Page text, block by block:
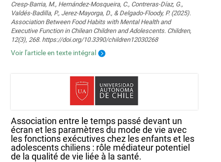
Cresp-Barria, M., Hernández-Mosqueira, C., Contreras-Díaz, G.,
Valdés-Badilla, P., Jerez-Mayorga, D., & Delgado-Floody, P. (2025).
Association Between Food Habits with Mental Health and
Executive Function in Chilean Children and Adolescents. Children,
12(3), 268. https://doi.org/10.3390/children12030268
Voir l'article en texte intégral
Association entre le temps passé devant un
écran et les paramètres du mode de vie avec
les fonctions exécutives chez les enfants et les
adolescents chiliens : rôle médiateur potentiel
de la qualité de vie liée à la santé.